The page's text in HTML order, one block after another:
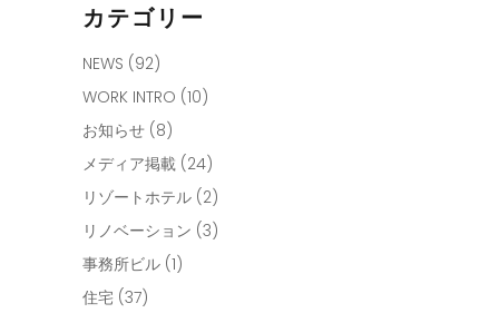
カテゴリー
NEWS (92)
WORK INTRO (10)
お知らせ (8)
メディア掲載 (24)
リゾートホテル (2)
リノベーション (3)
事務所ビル (1)
住宅 (37)